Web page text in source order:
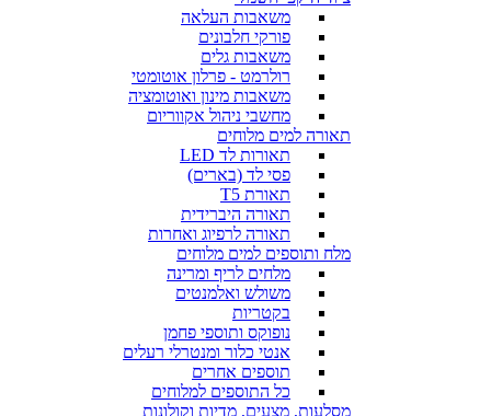
משאבות העלאה
פורקי חלבונים
משאבות גלים
רולרמט - פרלון אוטומטי
משאבות מינון ואוטומציה
מחשבי ניהול אקווריום
תאורה למים מלוחים
תאורות לד LED
פסי לד (בארים)
תאורת T5
תאורה היברידית
תאורה לרפיוג ואחרות
מלח ותוספים למים מלוחים
מלחים לריף ומרינה
משולש ואלמנטים
בקטריות
נופוקס ותוספי פחמן
אנטי כלור ומנטרלי רעלים
תוספים אחרים
כל התוספים למלוחים
מסלעות, מצעים, מדיות וקולונות